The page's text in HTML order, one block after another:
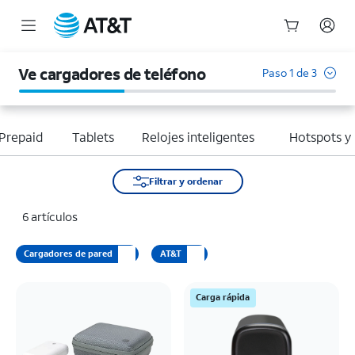
Ve cargadores de teléfono Paso 1 de 3
Tablets Relojes inteligentes Hotspots y
Filtrar y ordenar
6 artículos
Cargadores de pared AT&T
Carga rápida